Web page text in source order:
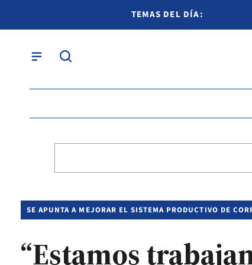
TEMAS DEL DÍA:
SE APUNTA A MEJORAR EL SISTEMA PRODUCTIVO DE
“Estamos